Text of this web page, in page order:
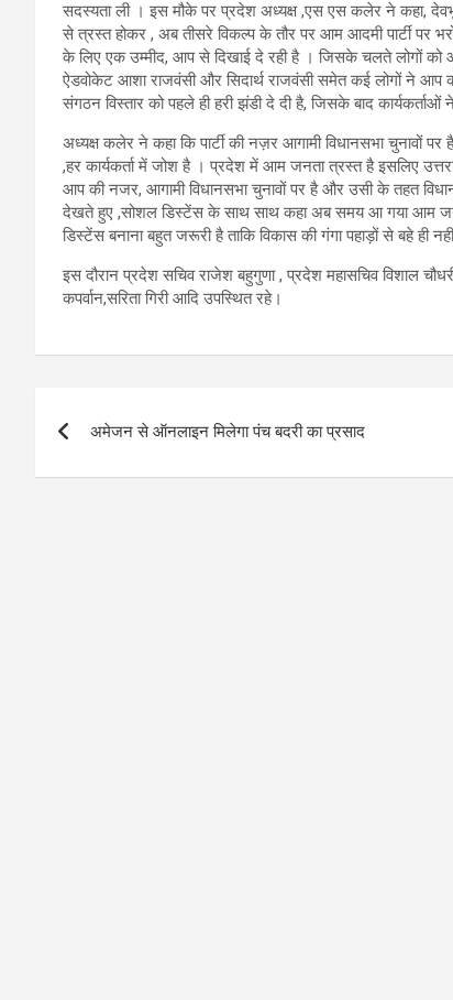
सदस्यता ली । इस मौके पर प्रदेश अध्यक्ष ,एस एस कलेर ने कहा,
से त्रस्त होकर , अब तीसरे विकल्प के तौर पर आम आदमी पार्टी पर
के लिए एक उम्मीद, आप से दिखाई दे रही है । जिसके चलते लोगों
ऐडवोकेट आशा राजवंसी और सिदार्थ राजवंसी समेत कई लोगों ने आप
संगठन विस्तार को पहले ही हरी झंडी दे दी है, जिसके बाद
अध्यक्ष कलेर ने कहा कि पार्टी की नज़र आगामी विधानसभा चुनावों
,हर कार्यकर्ता में जोश है । प्रदेश में आम जनता त्रस्त है इसलिए
आप की नजर, आगामी विधानसभा चुनावों पर है और उसी के तहत
देखते हुए ,सोशल डिस्टेंस के साथ साथ कहा अब समय आ गया आम
डिस्टेंस बनाना बहुत जरूरी है ताकि विकास की गंगा पहाड़ों से बहे ही
इस दौरान प्रदेश सचिव राजेश बहुगुणा , प्रदेश महासचिव विशाल
कपर्वान,सरिता गिरी आदि उपस्थित रहे।
अमेजन से ऑनलाइन मिलेगा पंच बदरी का प्रसाद